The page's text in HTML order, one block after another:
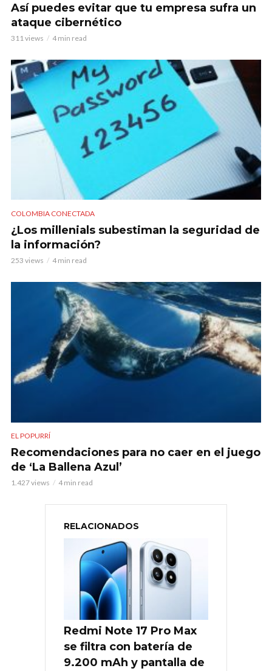
Así puedes evitar que tu empresa sufra un
ataque cibernético
311 views 4 min read
COLOMBIA CONECTADA
¿Los millenials subestiman la seguridad de
la información?
253 views 4 min read
EL POPURRÍ
Recomendaciones para no caer en el juego
de ‘La Ballena Azul’
1.427 views 4 min read
RELACIONADOS
Redmi Note 17 Pro Max
se filtra con batería de
9.200 mAh y pantalla de